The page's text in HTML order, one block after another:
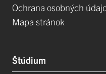
Ochrana osobných
Mapa stránok
Štúdium